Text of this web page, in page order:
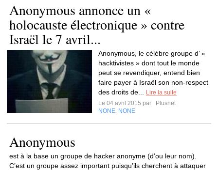
Anonymous annonce un «
holocauste électronique » contre
Israël le 7 avril...
Anonymous, le célèbre groupe d’ «
hacktivistes » dont tout le monde
peut se revendiquer, entend bien
faire payer à Israël son non-respect
des droits de...
Lire la suite
Le 04 avril 2015 par
Plusnet
NONE NONE
Anonymous
est à la base un groupe de hacker anonyme (d’ou leur nom).
C’est un groupe assez important puisqu’ils cherchent à attaquer